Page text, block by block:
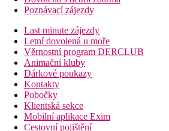
Poznávací zájezdy
Last minute zájezdy
Letní dovolená u moře
Věrnostní program DERCLUB
Animační kluby
Dárkové poukazy
Kontakty
Pobočky
Klientská sekce
Mobilní aplikace Exim
Cestovní pojištění